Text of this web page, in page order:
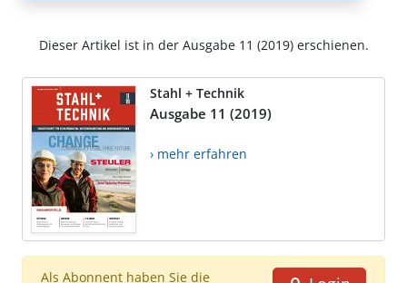
Dieser Artikel ist in der Ausgabe 11 (2019) erschienen.
Stahl + Technik
Ausgabe 11 (2019)
› mehr erfahren
Als Abonnent haben Sie die